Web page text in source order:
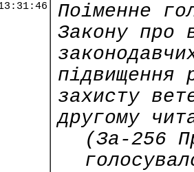
Поіменне
Закону про
підвищення
захисту
другому
(За-256